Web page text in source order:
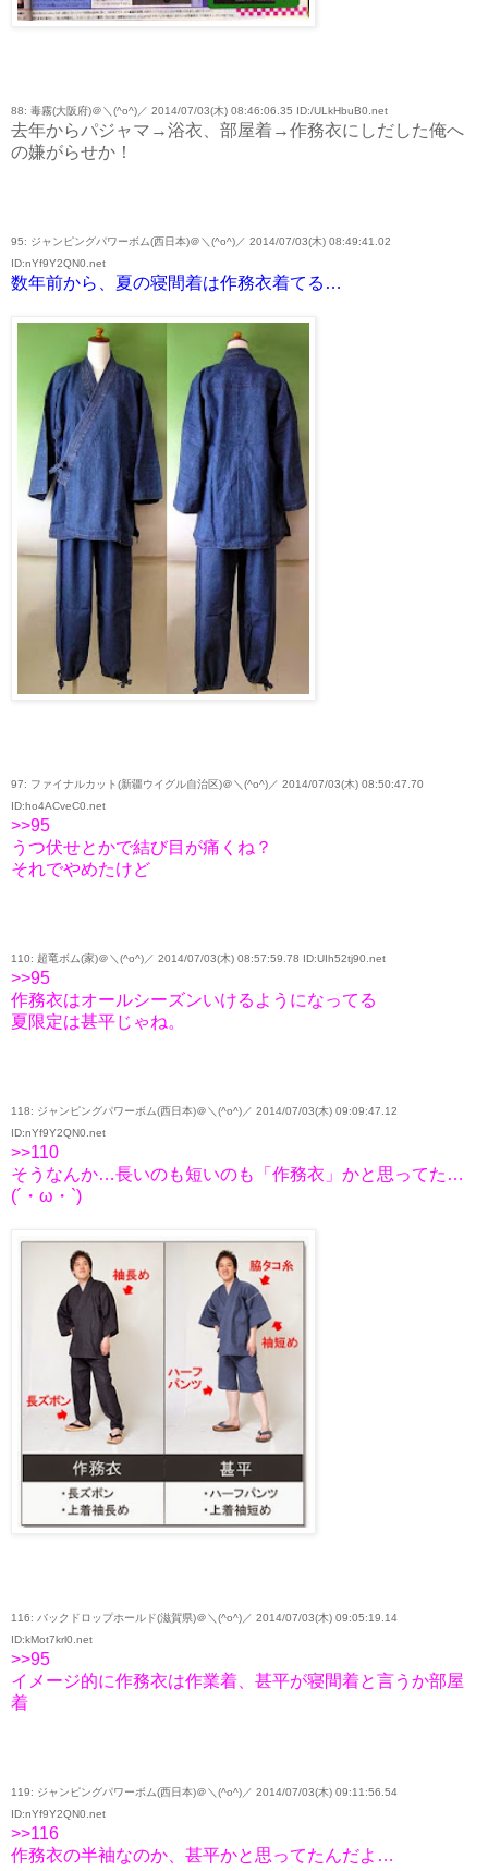
88: 毒霧(大阪府)＠＼(^o^)／ 2014/07/03(木) 08:46:06.35 ID:/ULkHbuB0.net
去年からパジャマ→浴衣、部屋着→作務衣にしだした俺へ
の嫌がらせか！
95: ジャンピングパワーボム(西日本)＠＼(^o^)／ 2014/07/03(木) 08:49:41.02
ID:nYf9Y2QN0.net
数年前から、夏の寝間着は作務衣着てる…
97: ファイナルカット(新疆ウイグル自治区)＠＼(^o^)／ 2014/07/03(木) 08:50:47.70
ID:ho4ACveC0.net
>>95
うつ伏せとかで結び目が痛くね？
それでやめたけど
110: 超竜ボム(家)＠＼(^o^)／ 2014/07/03(木) 08:57:59.78 ID:UIh52tj90.net
>>95
作務衣はオールシーズンいけるようになってる
夏限定は甚平じゃね。
118: ジャンピングパワーボム(西日本)＠＼(^o^)／ 2014/07/03(木) 09:09:47.12
ID:nYf9Y2QN0.net
>>110
そうなんか…長いのも短いのも「作務衣」かと思ってた…
(´・ω・`)
116: バックドロップホールド(滋賀県)＠＼(^o^)／ 2014/07/03(木) 09:05:19.14
ID:kMot7krl0.net
>>95
イメージ的に作務衣は作業着、甚平が寝間着と言うか部屋
着
119: ジャンピングパワーボム(西日本)＠＼(^o^)／ 2014/07/03(木) 09:11:56.54
ID:nYf9Y2QN0.net
>>116
作務衣の半袖なのか、甚平かと思ってたんだよ…